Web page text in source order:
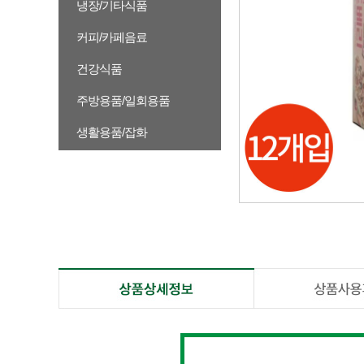
냉장/기타식품
커피/카페음료
건강식품
주방용품/일회용품
생활용품/잡화